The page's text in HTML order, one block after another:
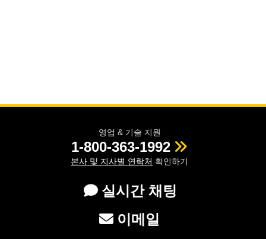
영업 & 기술 지원
1-800-363-1992
본사 및 지사별 연락처 확인하기
실시간 채팅
이메일